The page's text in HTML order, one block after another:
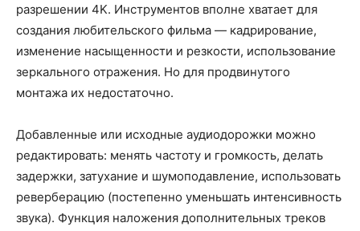
разрешении 4K. Инструментов вполне хватает для
создания любительского фильма — кадрирование,
изменение насыщенности и резкости, использование
зеркального отражения. Но для продвинутого
монтажа их недостаточно.
Добавленные или исходные аудиодорожки можно
редактировать: менять частоту и громкость, делать
задержки, затухание и шумоподавление, использовать
реверберацию (постепенно уменьшать интенсивность
звука). Функция наложения дополнительных треков